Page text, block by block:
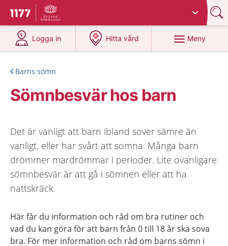
Till startsidan för 1177
Du har valt region
Logga in
på 1177.se
Hitta vård
på 1177.se
Meny
Barns sömn
Sömnbesvär hos barn
Det är vanligt att barn ibland sover sämre än
vanligt, eller har svårt att somna. Många barn
drömmer mardrömmar i perioder. Lite ovanligare
sömnbesvär är att gå i sömnen eller att ha
nattskräck.
Här får du information och råd om bra rutiner och
vad du kan göra för att barn från 0 till 18 år ska sova
bra. För mer information och råd om barns sömn i